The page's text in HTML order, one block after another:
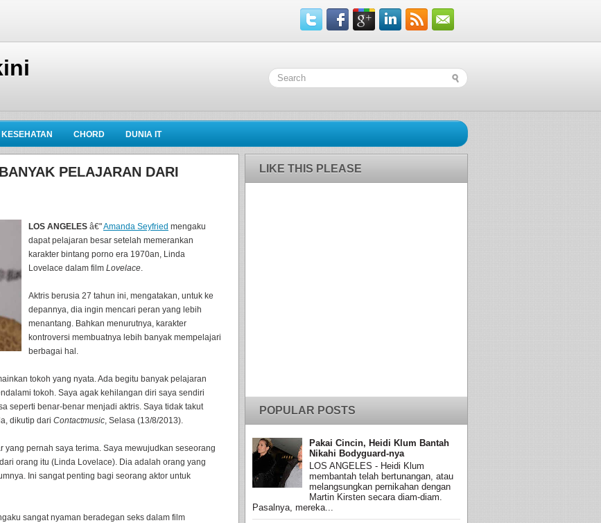
KESEHATAN CHORD DUNIA IT
PELAJARAN DARI
LOS ANGELES â€"Amanda Seyfried mengaku
dapat pelajaran besar setelah memerankan
karakter bintang porno era 1970an, Linda
Lovelace dalam film Lovelace.
Aktris berusia 27 tahun ini, mengatakan, untuk ke
depannya, dia ingin mencari peran yang lebih
menantang. Bahkan menurutnya, karakter
kontroversi membuatnya lebih banyak mempelajari
berbagai hal.
tokoh yang nyata. Ada begitu banyak pelajaran
tokoh. Saya agak kehilangan diri saya sendiri
seperti benar-benar menjadi aktris. Saya tidak takut
dikutip dari Contactmusic, Selasa (13/8/2013).
pernah saya terima. Saya mewujudkan seseorang
orang itu (Linda Lovelace). Dia adalah orang yang
Ini sangat penting bagi seorang aktor untuk
sangat nyaman beradegan seks dalam film
LIKE THIS PLEASE
POPULAR POSTS
Pakai Cincin, Heidi Klum Bantah
Nikahi Bodyguard-nya
LOS ANGELES - Heidi Klum
membantah telah bertunangan, atau
melangsungkan pernikahan dengan
Martin Kirsten secara diam-diam.
Pasalnya, mereka...